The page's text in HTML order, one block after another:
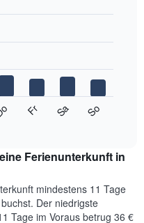
Fr Sa So
Ferienunterkunft in
mindestens 11 Tage
Der niedrigste
Tage im Voraus betrug 36 €